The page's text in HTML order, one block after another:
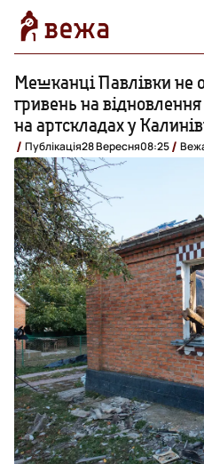
Мешканці Павлівки не
гривень на відновлення
на артскладах у
Публікація28 Вересня08:25